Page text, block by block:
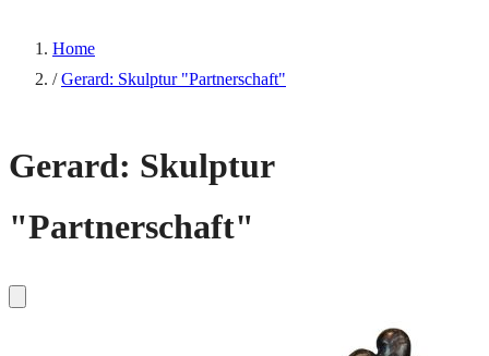
Home
/ Gerard: Skulptur "Partnerschaft"
Gerard: Skulptur
"Partnerschaft"